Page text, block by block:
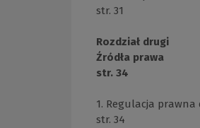
str. 31
Rozdział drugi
Źródła prawa
str. 34
1. Regulacja
str. 34